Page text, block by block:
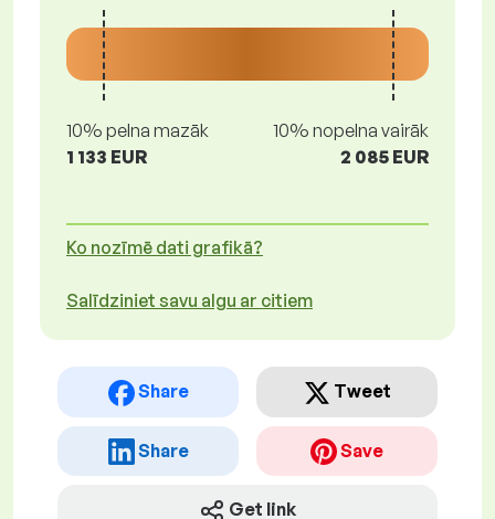
10% pelna mazāk
1 133 EUR
10% nopelna vairāk
2 085 EUR
Ko nozīmē dati grafikā?
Salīdziniet savu algu ar citiem
Share Tweet
Share Save
Get link